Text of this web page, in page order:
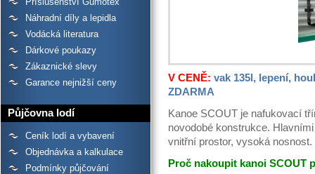
Náhradní díly a lepidla
Vodácká literatura
Dárkové poukazy
Zákaznické slevy
Garance nejnižší ceny
Půjčovna lodí
Ceník lodí a vybavení
Objednávka a kalkulace
Podmínky půjčování
V CENĚ: vak 135l, lepení,
ZDARMA
Kanoe SCOUT je nafukovací
novodobé konstrukce.
vnitřní prostor, vysoká nosnost.
Proč nakoupit kanoi SCOUT